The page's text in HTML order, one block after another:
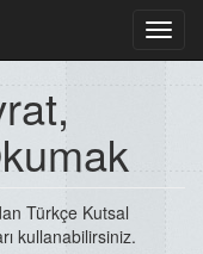
Türkçe Kutsal
kullanabilirsiniz.